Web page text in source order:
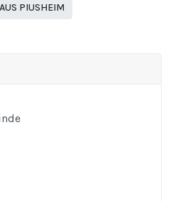
PIUSHEIM